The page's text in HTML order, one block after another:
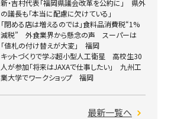
新・吉村代表「福岡県議会改革を公約に」 県外
の議長も「本当に配慮に欠けている」
「閉める店は増えるのでは」食料品消費税“1%
減税” 外食業界から懸念の声 スーパーは
「値札の付け替えが大変」 福岡
キットづくりで学ぶ超小型人工衛星 高校生30
人が参加「将来はJAXAで仕事したい」 九州工
業大学でワークショップ 福岡
最新一覧へ